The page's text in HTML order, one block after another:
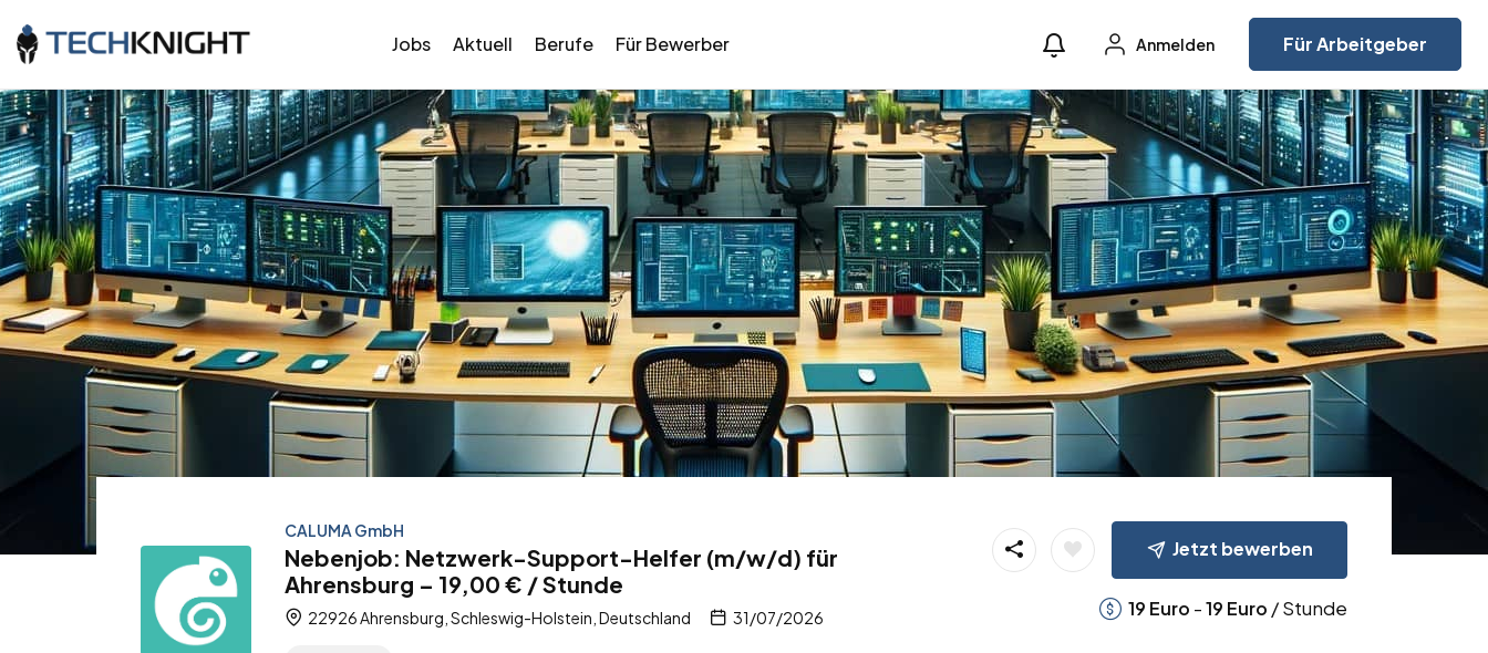
Jobs Aktuell Berufe Für Bewerber Anmelden Für Arbeitgeber
CALUMA GmbH
Nebenjob: Netzwerk-Support-Helfer (m/w/d) für
Ahrensburg – 19,00 € / Stunde
22926 Ahrensburg, Schleswig-Holstein, Deutschland 31/07/2026
Jetzt bewerben
19 Euro -19 Euro / Stunde